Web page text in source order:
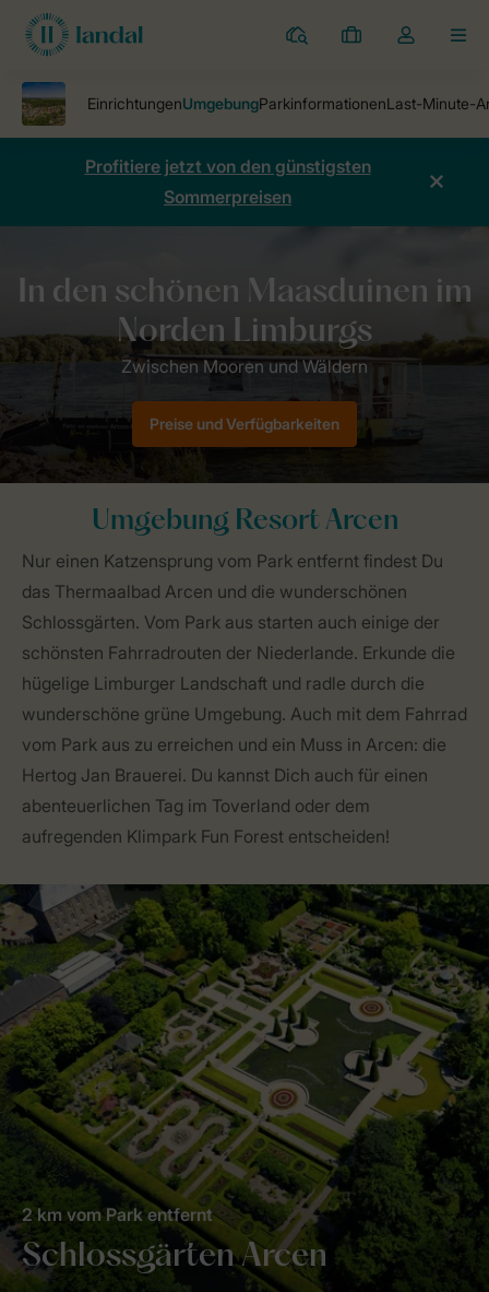
Ferienparks
Meine
Dropdown-
öffnen
Profitiere jetzt von den günstigsten
Sommerpreisen
Ferienparks Resort Arcen Umgebung Resort Arcen
Preise und Verfügbarkeiten
Umgebung Resort Arcen
Nur einen Katzensprung vom Park entfernt findest Du
das Thermaalbad Arcen und die wunderschönen
Schlossgärten. Vom Park aus starten auch einige der
schönsten Fahrradrouten der Niederlande. Erkunde die
hügelige Limburger Landschaft und radle durch die
wunderschöne grüne Umgebung. Auch mit dem Fahrrad
vom Park aus zu erreichen und ein Muss in Arcen: die
Hertog Jan Brauerei. Du kannst Dich auch für einen
abenteuerlichen Tag im Toverland oder dem
aufregenden Klimpark Fun Forest entscheiden!
Schlossgärten Arcen
2 km vom Park entfernt